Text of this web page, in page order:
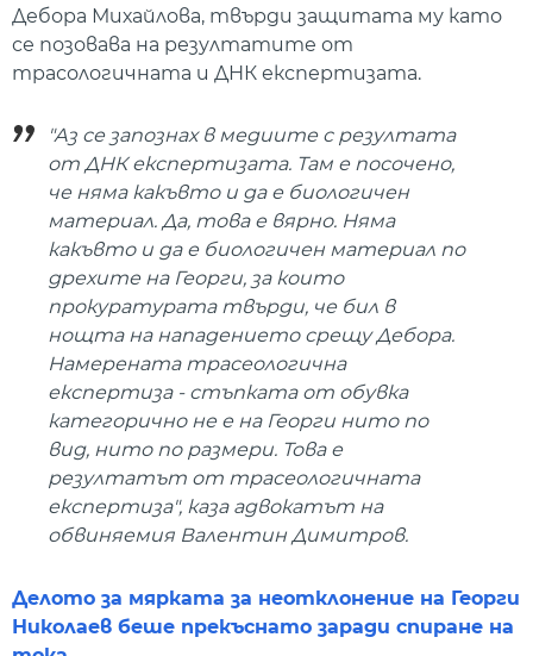
Дебора Михайлова, твърди защитата му като
се позовава на резултатите от
трасологичната и ДНК експертизата.
"Аз се запознах в медиите с резултата
от ДНК експертизата. Там е посочено,
че няма какъвто и да е биологичен
материал. Да, това е вярно. Няма
какъвто и да е биологичен материал по
дрехите на Георги, за които
прокуратурата твърди, че бил в
нощта на нападението срещу Дебора.
Намерената трасеологична
експертиза - стъпката от обувка
категорично не е на Георги нито по
вид, нито по размери. Това е
резултатът от трасеологичната
експертиза", каза адвокатът на
обвиняемия Валентин Димитров.
Делото за мярката за неотклонение на Георги
Николаев беше прекъснато заради спиране на